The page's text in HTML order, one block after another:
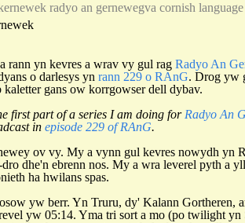
radyo an gernewegva cornish language
rann yn kevres a wrav vy gul rag Radyo An
o darlesys yn rann 229 o RAnG. Drog yw
kaletter gans ow korrgowser dell dybav.
first part of a series I am doing forRadyo An
in episode 229 of RAnG.
ov vy. My a vynn gul kevres nowydh yn
dhe'n ebrenn nos. My a wra leverel pyth a
ha hwilans spas.
yw berr. Yn Truru, dy' Kalann Gortheren,
yw 05:14. Yma tri sort a mo (po twilight